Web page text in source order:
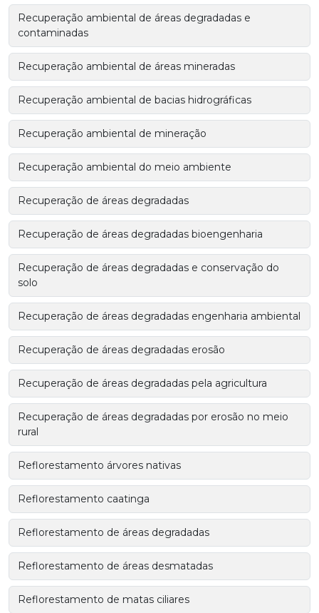
Recuperação ambiental de áreas degradadas e
contaminadas
Recuperação ambiental de áreas mineradas
Recuperação ambiental de bacias hidrográficas
Recuperação ambiental de mineração
Recuperação ambiental do meio ambiente
Recuperação de áreas degradadas
Recuperação de áreas degradadas bioengenharia
Recuperação de áreas degradadas e conservação do
solo
Recuperação de áreas degradadas engenharia ambiental
Recuperação de áreas degradadas erosão
Recuperação de áreas degradadas pela agricultura
Recuperação de áreas degradadas por erosão no meio
rural
Reflorestamento árvores nativas
Reflorestamento caatinga
Reflorestamento de áreas degradadas
Reflorestamento de áreas desmatadas
Reflorestamento de matas ciliares